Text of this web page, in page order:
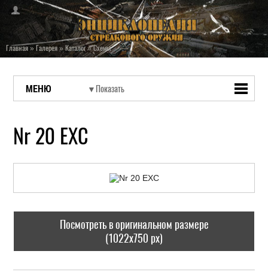
Главная»Галерея»Каталог»Схемы
МЕНЮ
Nr 20 EXC
Посмотреть в оригинальном размере
(1022x750 px)